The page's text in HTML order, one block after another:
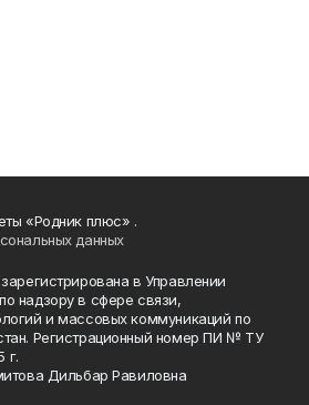
«Родник плюс» .
данных
в Управлении
надзору в сфере связи,
и массовых коммуникаций по
Регистрационный номер ПИ № ТУ
г.
Дильбар Равиловна